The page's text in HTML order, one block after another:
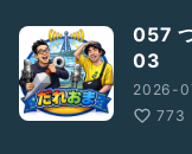
057
03
2026-
773